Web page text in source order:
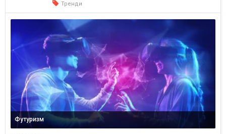
Тренди
Футуризм